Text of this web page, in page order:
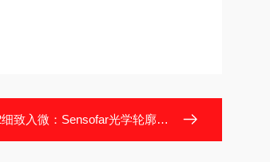
入微：Sensofar光学轮廓仪设计细节解析